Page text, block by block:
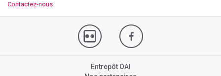
Contactez-nous
Entrepôt OAI